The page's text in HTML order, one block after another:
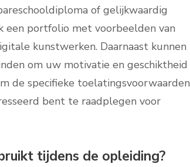
of gelijkwaardig
een portfolio met voorbeelden van
kunstwerken. Daarnaast kunnen
om uw motivatie en geschiktheid
de specifieke toelatingsvoorwaarden
bent te raadplegen voor
tijdens de opleiding?